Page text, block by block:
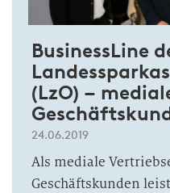
BusinessLine
(LzO) –
24.06.2019
Als mediale
Geschäftskunden